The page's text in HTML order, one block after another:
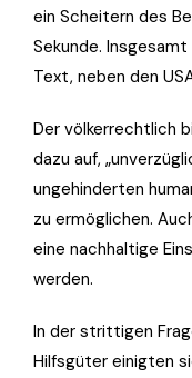
ein Scheitern des
Sekunde.
Text, neben den
Der völkerrechtlich
dazu auf,
ungehinderten
zu ermöglichen.
eine nachhaltige
werden.
In der strittigen
Hilfsgüter einigten